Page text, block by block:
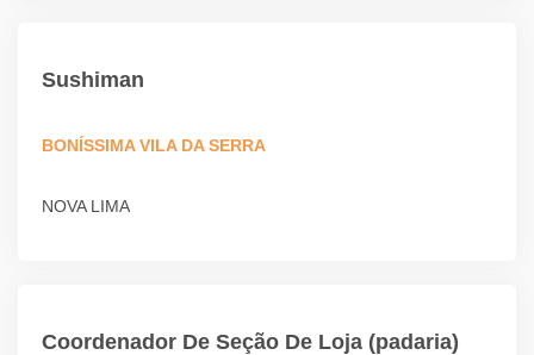
Sushiman
BONÍSSIMA VILA DA SERRA
NOVA LIMA
Coordenador De Seção De Loja (padaria)